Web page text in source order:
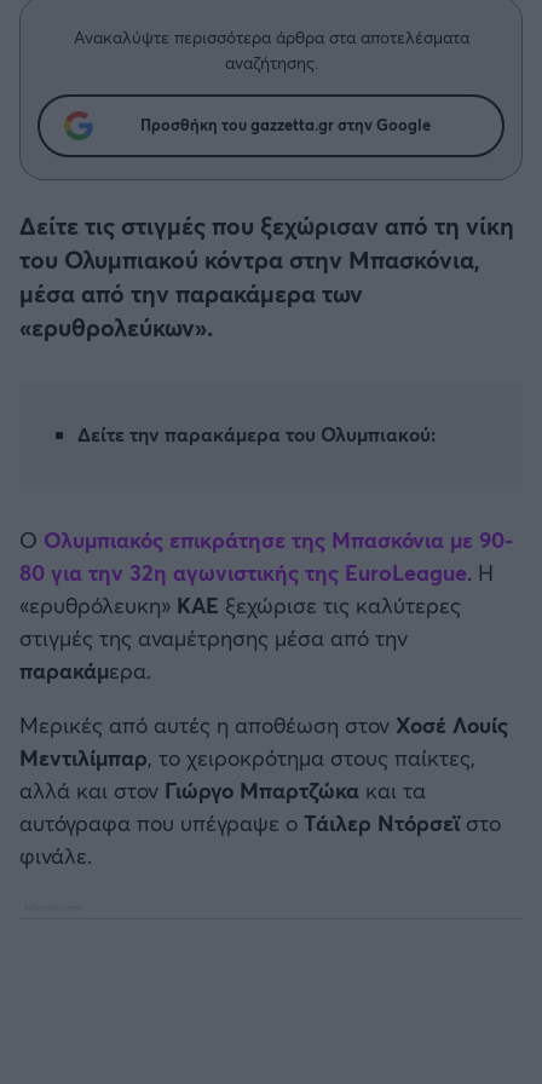
Άρης
Λεβαδειακός
Βόλος
Ατρόμητος Αθηνών
Αστέρας Τρίπολης
Καλαμάτα
Ηρακλής
Μπαρτσελόνα
Ρεάλ Μαδρίτης
Ατλέτικο Μαδρίτης
Μεγάλη μου Αγάπη
Ανακαλύψτε περισσότερα άρθρα στα αποτελέσματα
αναζήτησης.
Προσθήκη του gazzetta.gr στην Google
Δείτε τις στιγμές που ξεχώρισαν από τη νίκη
του Ολυμπιακού κόντρα στην Μπασκόνια,
μέσα από την παρακάμερα των
«ερυθρολεύκων».
Δείτε την παρακάμερα του Ολυμπιακού:
Ο Ολυμπιακός επικράτησε της Μπασκόνια με 90-
80 για την 32η αγωνιστικής της EuroLeague. Η
«ερυθρόλευκη» ΚΑΕ ξεχώρισε τις καλύτερες
στιγμές της αναμέτρησης μέσα από την
παρακάμερα.
Μερικές από αυτές η αποθέωση στον Χοσέ Λουίς
Μεντιλίμπαρ, το χειροκρότημα στους παίκτες,
αλλά και στον Γιώργο Μπαρτζώκα και τα
αυτόγραφα που υπέγραψε ο Τάιλερ Ντόρσεϊ στο
φινάλε.